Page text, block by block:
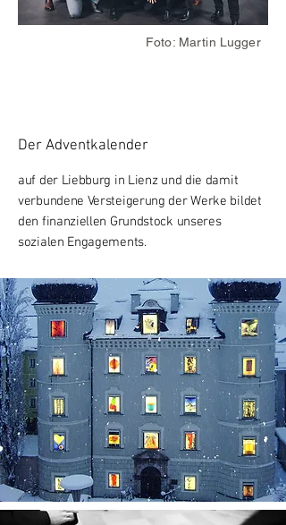
Foto: Martin Lugger
Der Adventkalender
auf der Liebburg in Lienz und die damit
verbundene Versteigerung der Werke bildet
den finanziellen Grundstock unseres
sozialen Engagements.